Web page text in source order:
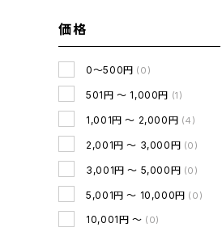
価格
0～500円 (0)
501円 ～ 1,000円 (1)
1,001円 ～ 2,000円 (4)
2,001円 ～ 3,000円 (0)
3,001円 ～ 5,000円 (0)
5,001円 ～ 10,000円 (0)
10,001円 ～ (0)